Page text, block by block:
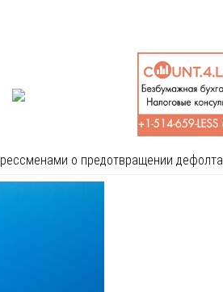
о предотвращении дефолта